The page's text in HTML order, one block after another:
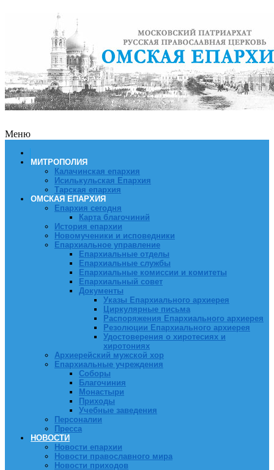
Меню
МИТРОПОЛИЯ
Калачинская епархия
Исилькульская Епархия
Тарская епархия
ОМСКАЯ ЕПАРХИЯ
Епархия сегодня
Карта благочиний
История епархии
Новомученики и исповедники
Епархиальное управление
Епархиальные отделы
Епархиальные службы
Епархиальные комиссии и комитеты
Епархиальный совет
Документы
Указы Епархиального архиерея
Циркулярные письма
Распоряжения Епархиального архиерея
Резолюции Епархиального архиерея
Удостоверения о хиротесиях и
хиротониях
Архиерейский мужской хор
Епархиальные учреждения
Соборы
Благочиния
Монастыри
Приходы
Учебные заведения
Персоналии
Пресса
НОВОСТИ
Новости епархии
Новости православного мира
Новости приходов